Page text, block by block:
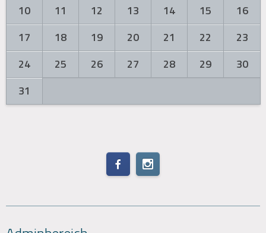
10
11 12 13 14 15
16
17
18 19 20 21 22
23
24
25 26 27 28 29
30
31